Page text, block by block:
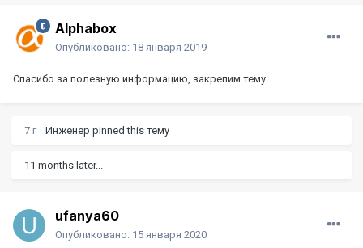
Alphabox
Опубликовано: 18 января 2019
Спасибо за полезную информацию, закрепим тему.
7 г Инженер pinned this тему
11 months later...
ufanya60
Опубликовано: 15 января 2020